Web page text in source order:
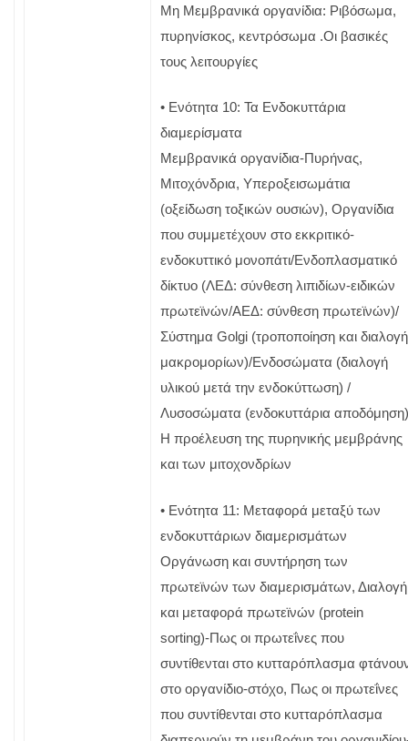
Μη Μεμβρανικά οργανίδια: Ριβόσωμα,
πυρηνίσκος, κεντρόσωμα .Οι βασικές
τους λειτουργίες
• Ενότητα 10: Τα Ενδοκυττάρια
διαμερίσματα
Μεμβρανικά οργανίδια-Πυρήνας,
Μιτοχόνδρια, Υπεροξεισωμάτια
(οξείδωση τοξικών ουσιών), Οργανίδια
που συμμετέχουν στο εκκριτικό-
ενδοκυττικό μονοπάτι/Ενδοπλασματικό
δίκτυο (ΛΕΔ: σύνθεση λιπιδίων-ειδικών
πρωτεϊνών/ΑΕΔ: σύνθεση πρωτεϊνών)/
Σύστημα Golgi (τροποποίηση και διαλογή
μακρομορίων)/Ενδοσώματα (διαλογή
υλικού μετά την ενδοκύττωση) /
Λυσοσώματα (ενδοκυττάρια
Η προέλευση της πυρηνικής μεμβράνης
και των μιτοχονδρίων
• Ενότητα 11: Μεταφορά μεταξύ των
ενδοκυττάριων διαμερισμάτων
Οργάνωση και συντήρηση των
πρωτεϊνών των διαμερισμάτων, Διαλογή
και μεταφορά πρωτεϊνών (protein
sorting)-Πως οι πρωτεΐνες που
συντίθενται στο κυτταρόπλασμα
στο οργανίδιο-στόχο, Πως οι πρωτεΐνες
που συντίθενται στο κυτταρόπλασμα